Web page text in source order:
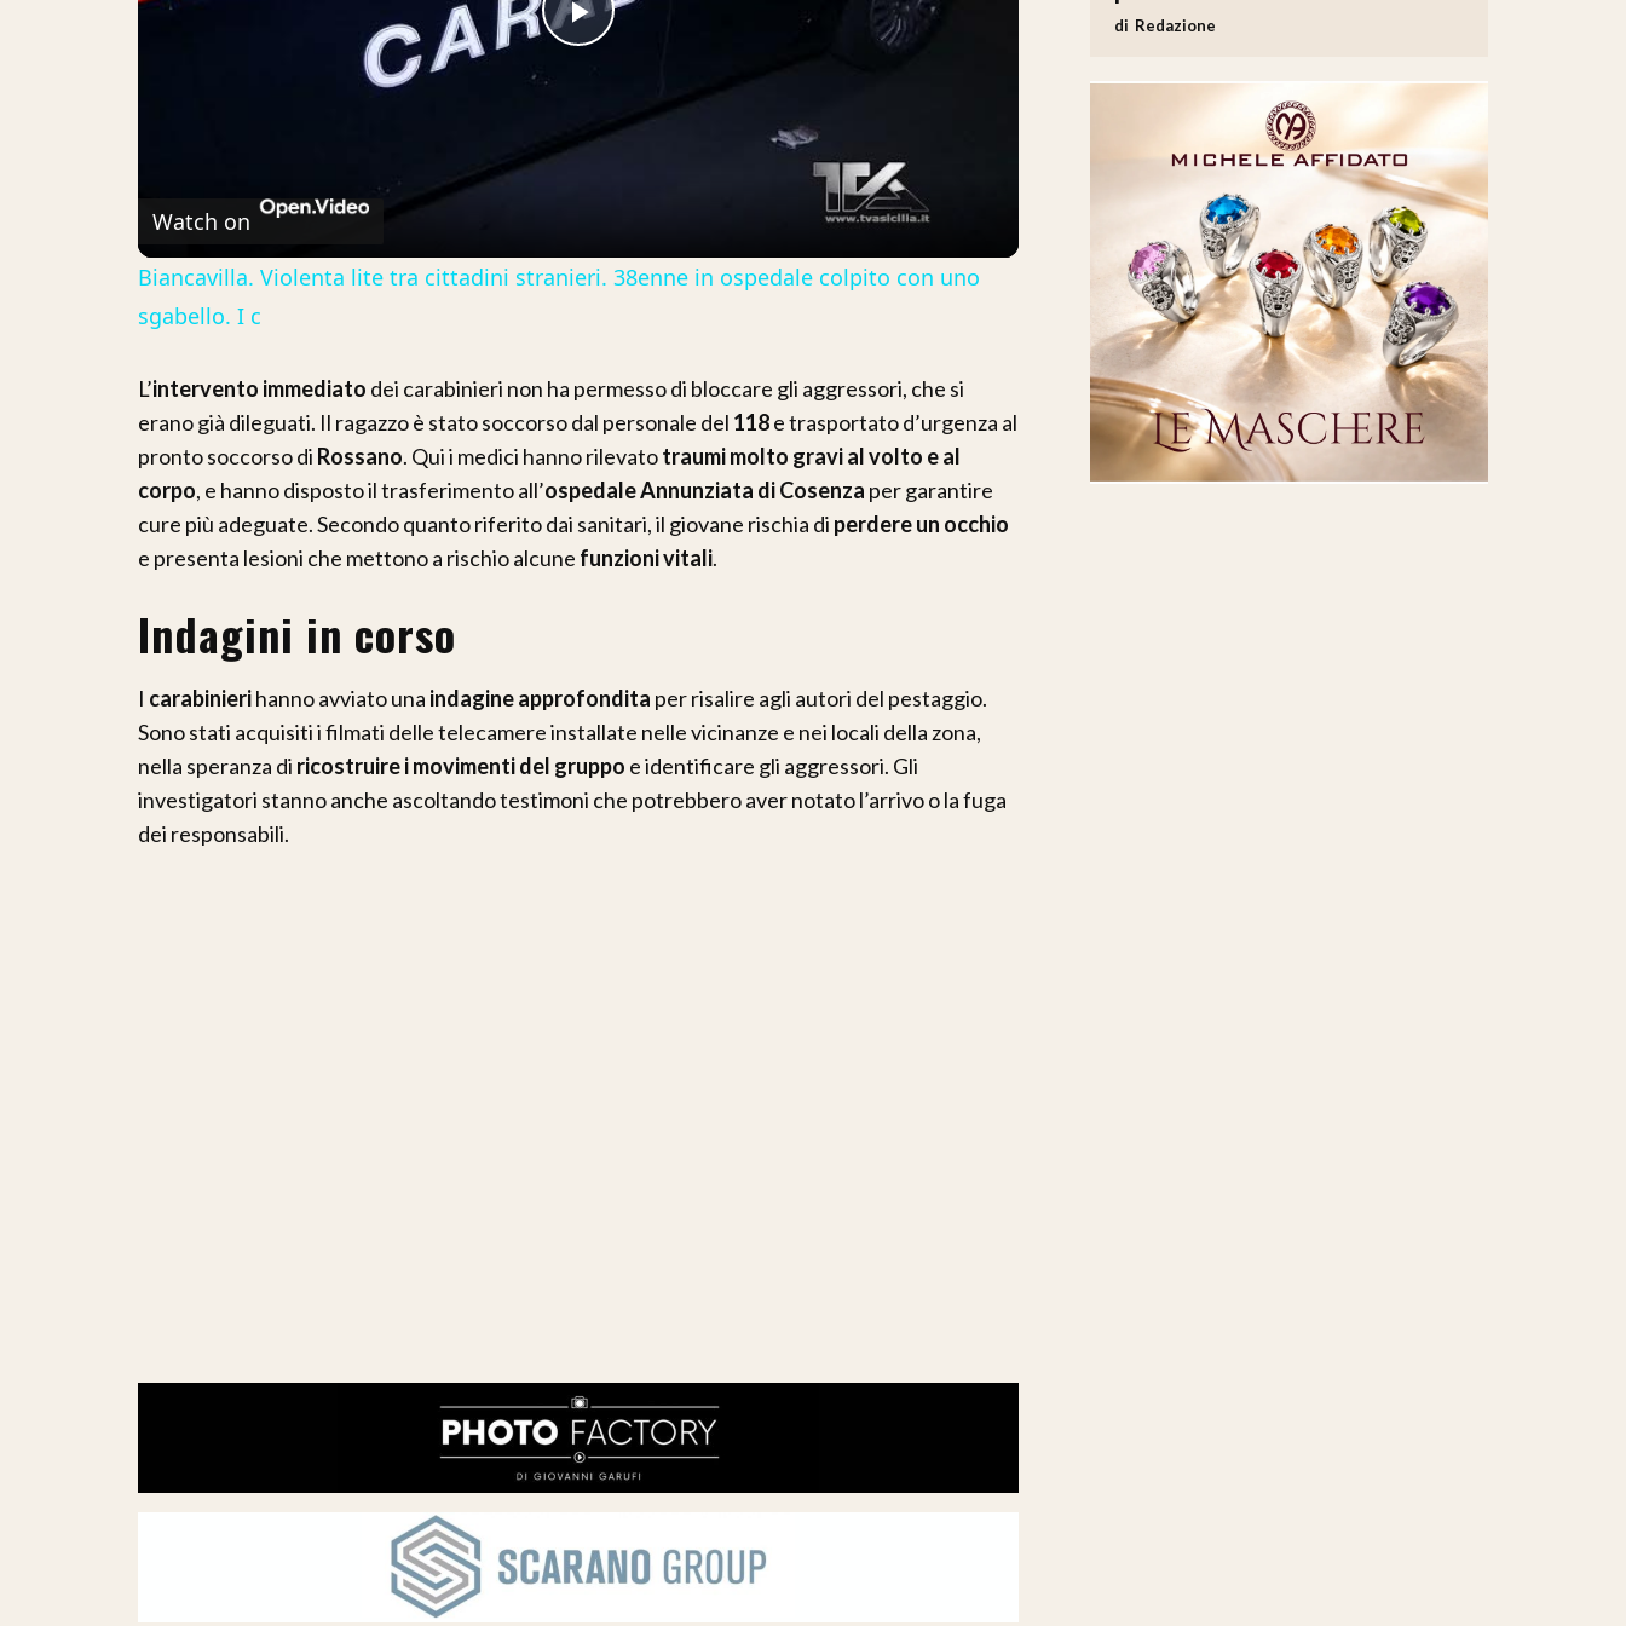
Play
Video
Watch on
Biancavilla. Violenta lite tra cittadini stranieri. 38enne in ospedale colpito con uno
sgabello. I c
L’intervento immediato dei carabinieri non ha permesso di bloccare gli aggressori, che si
erano già dileguati. Il ragazzo è stato soccorso dal personale del 118e trasportato d’urgenza al
pronto soccorso di Rossano. Qui i medici hanno rilevatotraumi molto gravi al volto e al
corpo, e hanno disposto il trasferimento all’ospedale Annunziata di Cosenza per garantire
cure più adeguate. Secondo quanto riferito dai sanitari, il giovane rischia di perdere un occhio
e presenta lesioni che mettono a rischio alcune funzioni vitali.
Indagini in corso
I carabinierihanno avviato una indagine approfondita per risalire agli autori del pestaggio.
Sono stati acquisiti i filmati delle telecamere installate nelle vicinanze e nei locali della zona,
nella speranza di ricostruire i movimenti del gruppo e identificare gli aggressori. Gli
investigatori stanno anche ascoltando testimoni che potrebbero aver notato l’arrivo o la fuga
dei responsabili.
Redazione